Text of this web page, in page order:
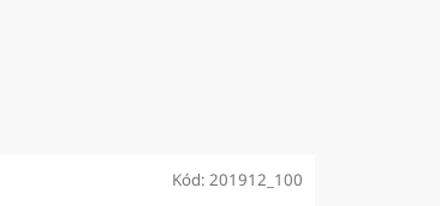
Kód: 201912_100